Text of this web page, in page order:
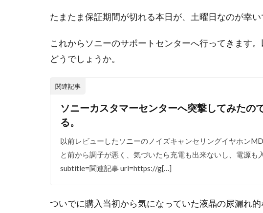
たまたま保証期間が切れる本日が、土曜日なのが幸い
これからソニーのサポートセンターへ行ってきます
どうでしょうか。
関連記事
ソニーカスタマーセンターへ突撃してみたの
る。
以前レビューしたソニーのノイズキャンセリングイヤホン
と前から調子が悪く、気づいたら充電も出来ないし、電源も
subtitle=関連記事 url=https://g[…]
ついでに購入当初から気になっていた液晶の尿漏れ